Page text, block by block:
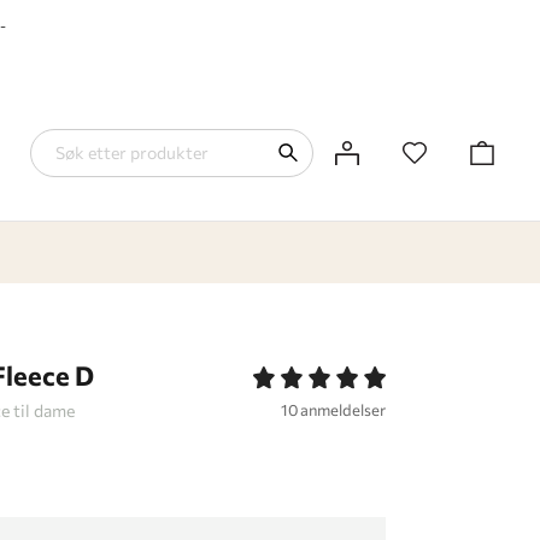
D
til dame 10 anmeldelser